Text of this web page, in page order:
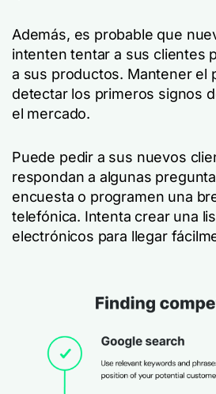
Además, es probable que
intenten tentar a sus clientes
a sus productos. Mantener el
detectar los primeros signos
el mercado.
Puede pedir a sus nuevos
respondan a algunas
encuesta o programen una
telefónica. Intenta crear una
electrónicos para llegar